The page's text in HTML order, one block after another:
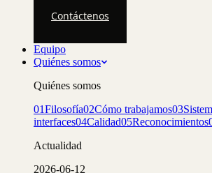
Contáctenos
Equipo
Quiénes somos
Quiénes somos
01Filosofía02Cómo trabajamos03
interfaces04Calidad05Reconocimientos
Actualidad
2026-06-12